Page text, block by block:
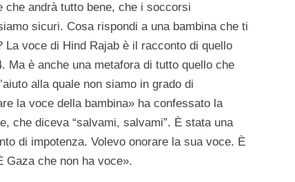
andrà tutto bene, che i soccorsi
sicuri. Cosa rispondi a una bambina che ti
La voce di Hind Rajab è il racconto di quello
Ma è anche una metafora di tutto quello che
alla quale non siamo in grado di
la voce della bambina» ha confessato la
che diceva “salvami, salvami”. È stata una
di impotenza. Volevo onorare la sua voce. È
Gaza che non ha voce».